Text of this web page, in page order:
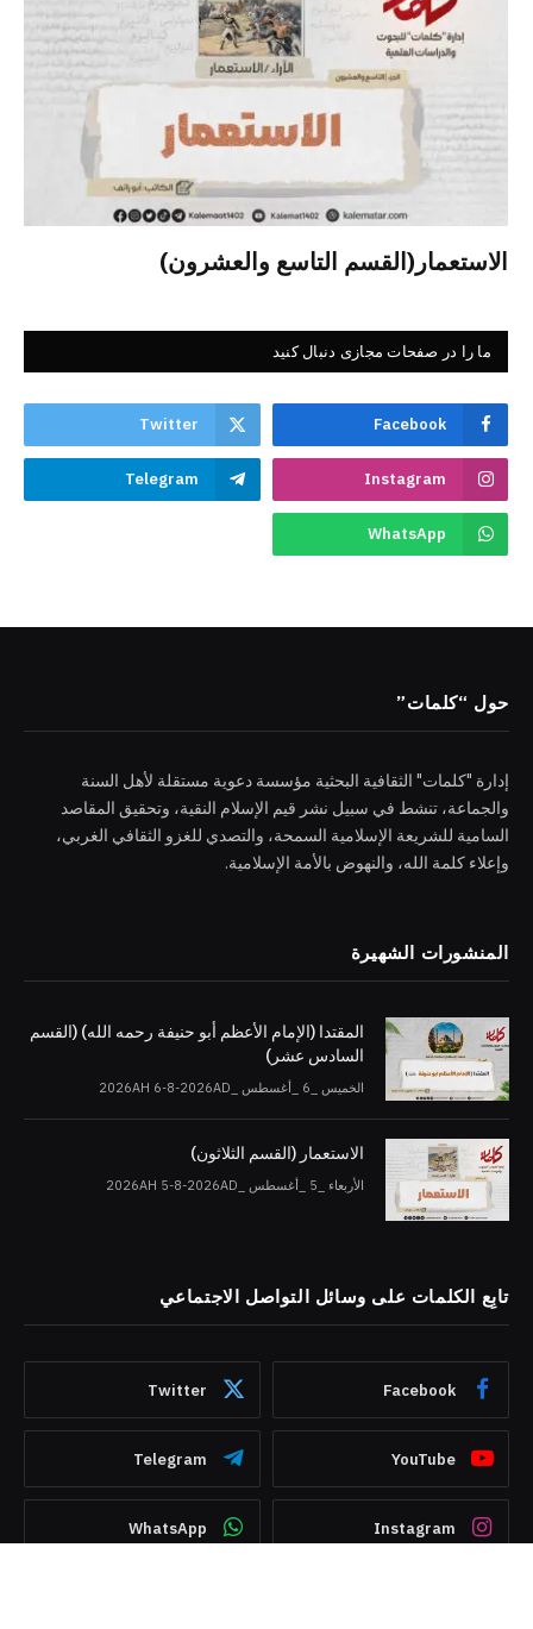
الاستعمار(القسم التاسع والعشرون)
ما را در صفحات مجازی دنبال کنید
Facebook
Twitter
Instagram
Telegram
WhatsApp
حول “كلمات”
إدارة "كلمات" الثقافية البحثية مؤسسة دعوية مستقلة لأهل السنة
والجماعة، تنشط في سبيل نشر قيم الإسلام النقية، وتحقيق المقاصد
السامية للشريعة الإسلامية السمحة، والتصدي للغزو الثقافي الغربي،
وإعلاء كلمة الله، والنهوض بالأمة الإسلامية.
المنشورات الشهيرة
المقتدا (الإمام الأعظم أبو حنيفة رحمه الله) (القسم
السادس عشر)
الخميس _6 _أغسطس _2026AH 6-8-2026AD
الاستعمار (القسم الثلاثون)
الأربعاء _5 _أغسطس _2026AH 5-8-2026AD
تابِع الكلمات على وسائل التواصل الاجتماعي
Facebook
Twitter
YouTube
Telegram
Instagram
WhatsApp